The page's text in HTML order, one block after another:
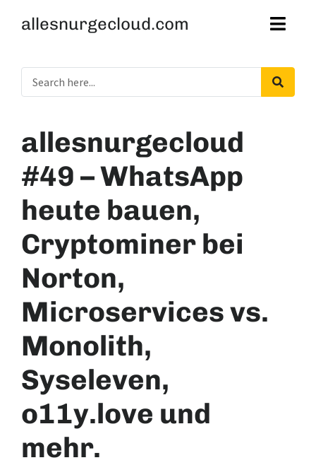
allesnurgecloud.com
allesnurgecloud
#49 – WhatsApp
heute bauen,
Cryptominer bei
Norton,
Microservices vs.
Monolith,
Syseleven,
o11y.love und
mehr.